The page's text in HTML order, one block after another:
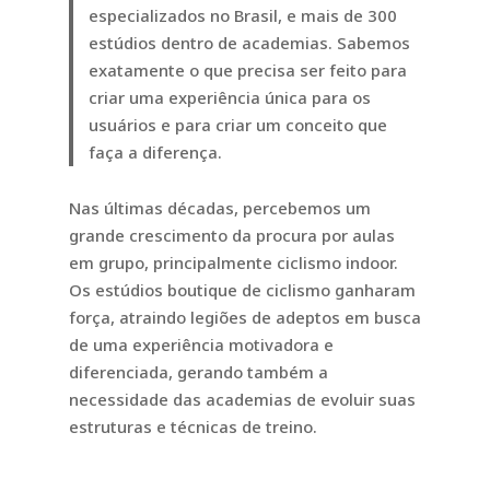
especializados no Brasil, e mais de 300
estúdios dentro de academias. Sabemos
exatamente o que precisa ser feito para
criar uma experiência única para os
usuários e para criar um conceito que
faça a diferença.
Nas últimas décadas, percebemos um
grande crescimento da procura por aulas
em grupo, principalmente ciclismo indoor.
Os estúdios boutique de ciclismo ganharam
força, atraindo legiões de adeptos em busca
de uma experiência motivadora e
diferenciada, gerando também a
necessidade das academias de evoluir suas
estruturas e técnicas de treino.